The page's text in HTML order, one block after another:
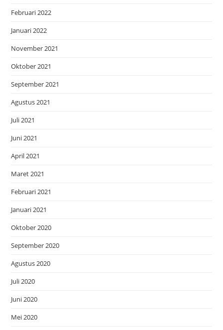
Februari 2022
Januari 2022
November 2021
Oktober 2021
September 2021
Agustus 2021
Juli 2021
Juni 2021
April 2021
Maret 2021
Februari 2021
Januari 2021
Oktober 2020
September 2020
Agustus 2020
Juli 2020
Juni 2020
Mei 2020